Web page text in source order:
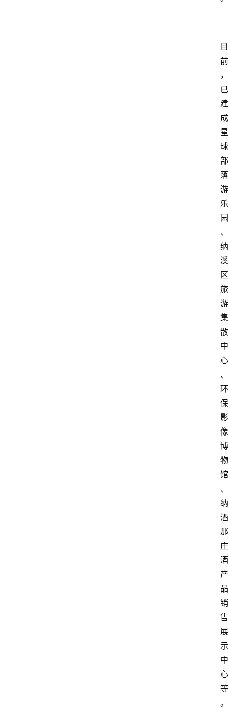
目
前
，
已
建
成
星
球
部
落
游
乐
园
、
纳
溪
区
旅
游
集
散
中
心
、
环
保
影
像
博
物
馆
、
纳
酒
那
庄
酒
产
品
销
售
展
示
中
心
等
。